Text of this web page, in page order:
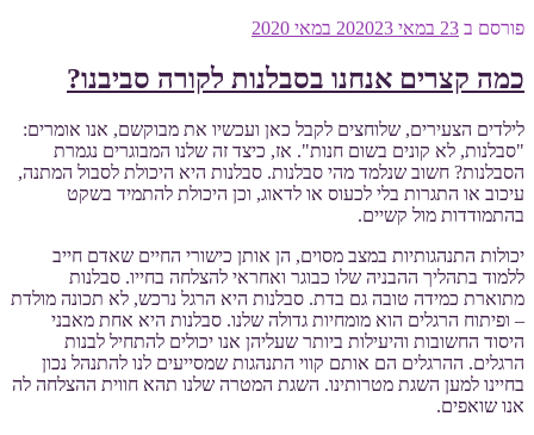
פורסם ב 23 במאי 2020 23 במאי 2020
כמה קצרים אנחנו בסבלנות לקורה סביבנו?
לילדים הצעירים, שלוחצים לקבל כאן ועכשיו את מבוקשם, אנו אומרים:
"סבלנות, לא קונים בשום חנות". אז, כיצד זה שלנו המבוגרים נגמרת
הסבלנות? חשוב שנלמד מהי סבלנות. סבלנות היא היכולת לסבול המתנה,
עיכוב או התגרות בלי לכעוס או לדאוג, וכן היכולת להתמיד בשקט
בהתמודדות מול קשיים.
יכולות התנהגותיות במצב מסוים, הן אותן כישורי החיים שאדם חייב
ללמוד בתהליך ההבניה שלו כבוגר ואחראי להצלחה בחייו. סבלנות
מתוארת כמידה טובה גם בדת. סבלנות היא הרגל נרכש, לא תכונה מולדת
– ופיתוח הרגלים הוא מומחיות גדולה שלנו. סבלנות היא אחת מאבני
היסוד החשובות והיעילות ביותר שעליהן אנו יכולים להתחיל לבנות
הרגלים. ההרגלים הם אותם קווי התנהגות שמסייעים לנו להתנהל נכון
בחיינו למען השגת מטרותינו. השגת המטרה שלנו תהא חווית ההצלחה לה
אנו שואפים.